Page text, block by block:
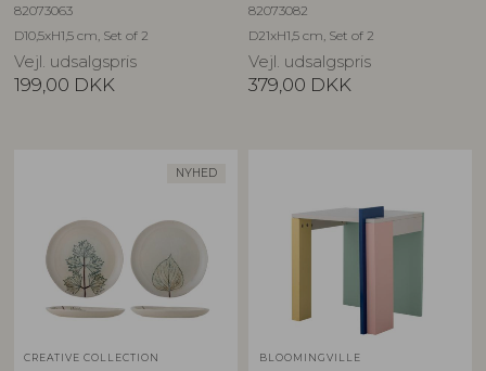
82073063
D10,5xH1,5 cm, Set of 2
Vejl. udsalgspris
199,00 DKK
82073082
D21xH1,5 cm, Set of 2
Vejl. udsalgspris
379,00 DKK
NYHED
CREATIVE COLLECTION BLOOMINGVILLE